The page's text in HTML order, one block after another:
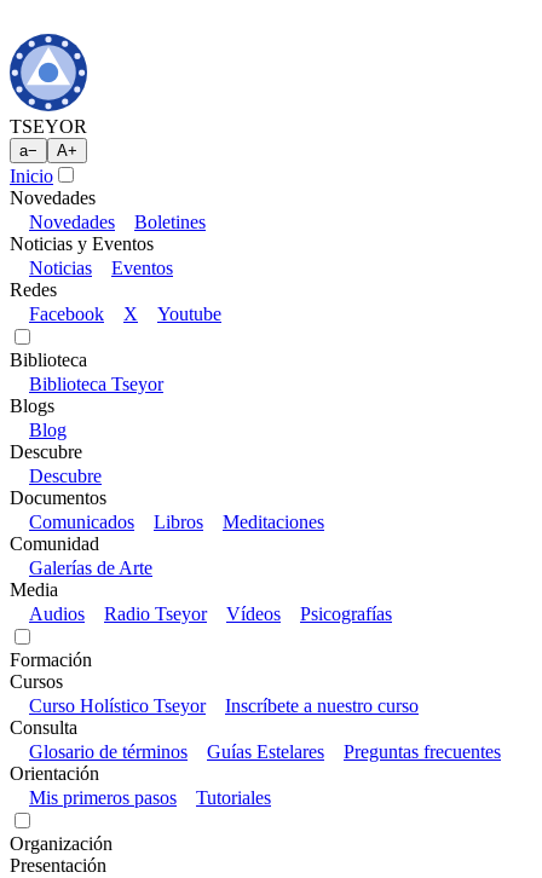
TSEYOR
a− A+
Inicio
Novedades
Novedades
Boletines
Noticias y Eventos
Noticias
Eventos
Redes
Facebook
X Youtube
Biblioteca
Biblioteca Tseyor
Blogs
Blog
Descubre
Descubre
Documentos
Comunicados
Libros
Meditaciones
Comunidad
Galerías de Arte
Media
Audios
Radio Tseyor Vídeos Psicografías
Formación
Cursos
Curso Holístico Tseyor
Inscríbete a nuestro curso
Consulta
Glosario de términos
Guías Estelares
Preguntas frecuentes
Orientación
Mis primeros pasos
Tutoriales
Organización
Presentación